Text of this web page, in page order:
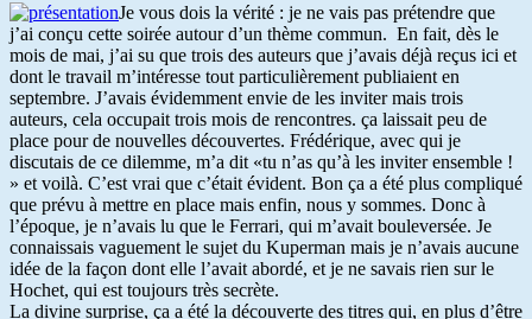
Je vous dois la vérité : je ne vais pas prétendre que
j’ai conçu cette soirée autour d’un thème commun. En fait, dès le
mois de mai, j’ai su que trois des auteurs que j’avais déjà reçus ici et
dont le travail m’intéresse tout particulièrement publiaient en
septembre. J’avais évidemment envie de les inviter mais trois
auteurs, cela occupait trois mois de rencontres. ça laissait peu de
place pour de nouvelles découvertes. Frédérique, avec qui je
discutais de ce dilemme, m’a dit «tu n’as qu’à les inviter ensemble !
» et voilà. C’est vrai que c’était évident. Bon ça a été plus compliqué
que prévu à mettre en place mais enfin, nous y sommes. Donc à
l’époque, je n’avais lu que le Ferrari, qui m’avait bouleversée. Je
connaissais vaguement le sujet du Kuperman mais je n’avais aucune
idée de la façon dont elle l’avait abordé, et je ne savais rien sur le
Hochet, qui est toujours très secrète.
La divine surprise, ça a été la découverte des titres qui, en plus d’être